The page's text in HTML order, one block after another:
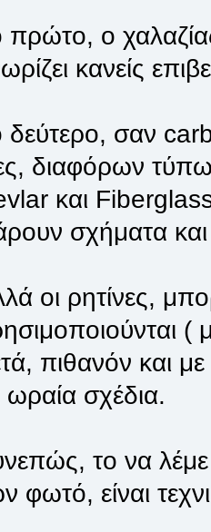
πρώτο, ο
κανείς
δεύτερο, σαν
διαφόρων
και
σχήματα
οι ρητίνες,
(
πιθανόν και
ωραία σχέδια.
το να
φωτό, είναι